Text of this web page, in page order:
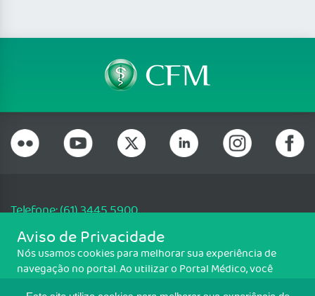
Telefone: (61) 3445 5900
Email: cfm@portalmedico.org.br
SGAS 616, Conjunto D, Lote 115, L2 Sul, Brasília/DF - CEP: 70200-760 -
CNPJ: 33.583.550/0001-30
Aviso de Privacidade
Nós usamos cookies para melhorar sua experiência de
navegação no portal. Ao utilizar o Portal Médico, você